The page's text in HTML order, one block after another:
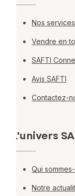
Nos services
Vendre en
SAFTI
Avis SAFTI
Contactez-
L'univers
Qui
Notre